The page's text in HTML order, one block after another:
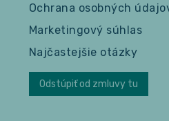
Ochrana osobných
Marketingový súhlas
Najčastejšie otázky
Odstúpiť od zmluvy tu